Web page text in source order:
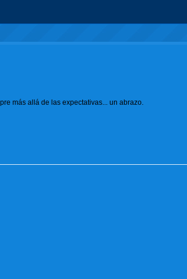
más allá de las expectativas... un abrazo.